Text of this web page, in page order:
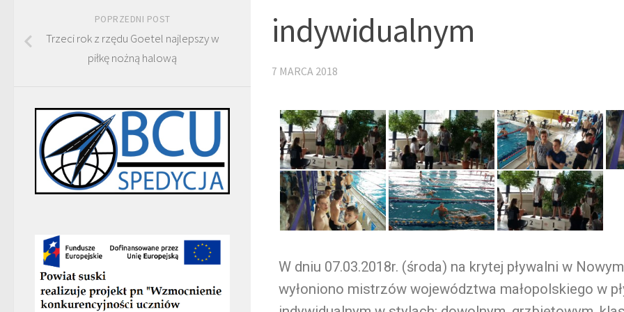
indywidualnym
7 MARCA 2018
W dniu 07.03.2018r. (środa) na krytej pływalni w
wyłoniono mistrzów województwa małopolskiego w
POPRZEDNI POST
Trzeci rok z rzędu Goetel najlepszy w
piłkę nożną halową